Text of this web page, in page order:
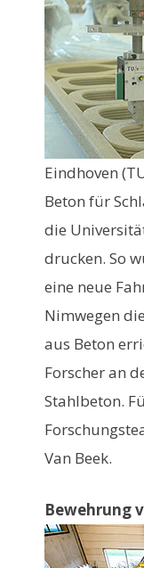
Eindhoven
Beton für
die
drucken. So
eine neue
Nimwegen
aus Beton
Forscher an
Stahlbeton.
Van Beek.
Bewehrung